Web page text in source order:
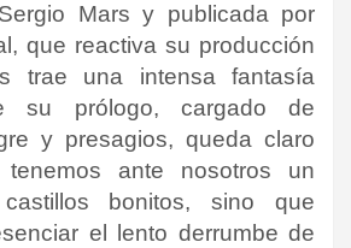
Mars y publicada por
que reactiva su producción
trae una intensa fantasía
su prólogo, cargado de
y presagios, queda claro
ante nosotros un
bonitos, sino que
el lento derrumbe de